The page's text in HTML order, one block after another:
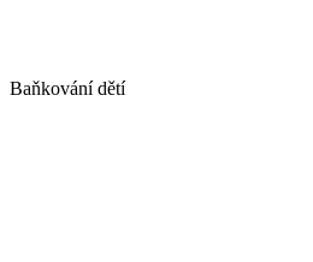
Baňkování dětí